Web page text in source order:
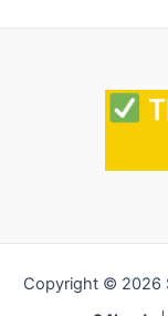
Copyright © 2026